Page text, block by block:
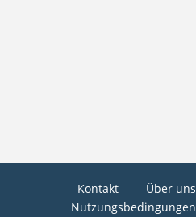
Kontakt Über uns
Nutzungsbedingungen